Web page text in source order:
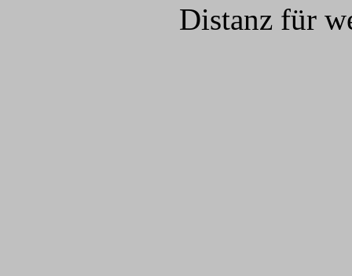
Distanz für